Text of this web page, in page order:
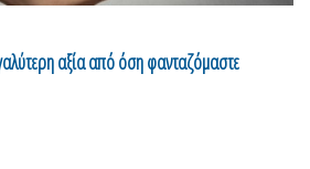
αξία από όση φανταζόμαστε